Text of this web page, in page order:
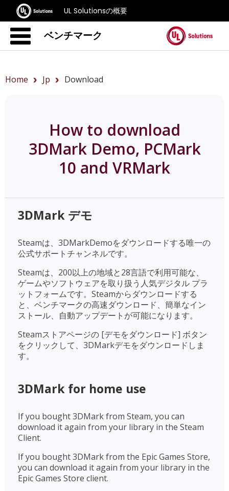
UL Solutionsの概要
ベンチマーク
Home Jp Download
How to download
3DMark Demo, PCMark
10 and VRMark
3DMark デモ
Steamは、3DMarkDemoをダウンロードする唯一の
公式サポートチャンネルです。
Steamは、200以上の地域と28言語で利用可能な、
ゲームやソフトウェアを取り扱う人気デジタル プラ
ットフォームです。Steamからダウンロードする
と、ベンチマークの高速ダウンロード、簡単なイン
ストール、自動アップデートが可能になります。
Steamストアページの [デモをダウンロード] ボタン
をクリックして、3DMarkデモをダウンロードしま
す。
3DMark for home use
If you bought 3DMark from Steam, you can
download it again from your library in the Steam
Client.
If you bought 3DMark from the Epic Games Store,
you can download it again from your library in the
Epic Games Store client.